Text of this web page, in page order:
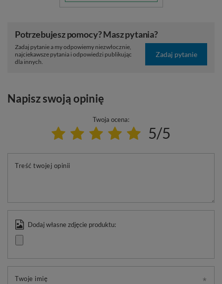
Potrzebujesz pomocy? Masz pytania?
Zadaj pytanie a my odpowiemy niezwłocznie,
najciekawsze pytania i odpowiedzi publikując
dla innych.
Zadaj pytanie
Napisz swoją opinię
Twoja ocena:
5/5
Treść twojej opinii
Dodaj własne zdjęcie produktu:
Twoje imię